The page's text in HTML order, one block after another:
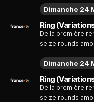
Ring
De la première
seize rounds
divorcés, veufs,
D'une étincelle se
éclate une
Dimanche 24
Ring
De la première
seize rounds
Dimanche 24